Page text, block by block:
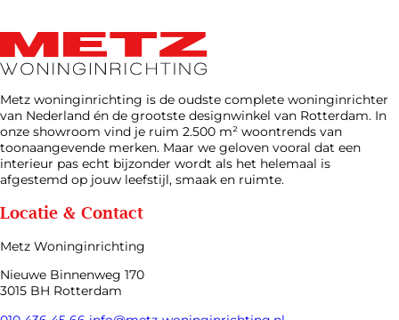
Metz woninginrichting is de oudste complete woninginrichter
van Nederland én de grootste designwinkel van Rotterdam. In
onze showroom vind je ruim 2.500 m² woontrends van
toonaangevende merken. Maar we geloven vooral dat een
interieur pas echt bijzonder wordt als het helemaal is
afgestemd op jouw leefstijl, smaak en ruimte.
Locatie & Contact
Metz Woninginrichting
Nieuwe Binnenweg 170
3015 BH Rotterdam